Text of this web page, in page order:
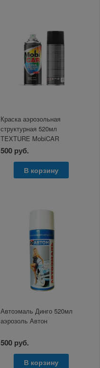
Краска аэрозольная
структурная 520мл
TEXTURE MobiCAR
черный текстурный
500 руб.
В корзину
Автоэмаль Динго 520мл
аэрозоль Автон
500 руб.
В корзину